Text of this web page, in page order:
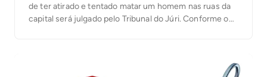
de ter atirado e tentado matar um homem nas ruas da
capital será julgado pelo Tribunal do Júri. Conforme o